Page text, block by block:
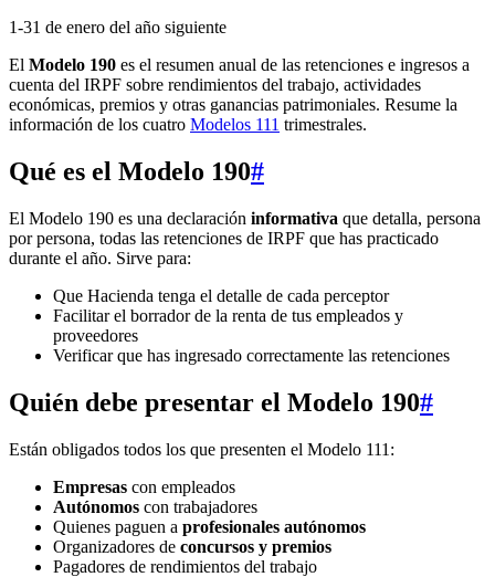
1-31 de enero del año siguiente
El Modelo 190 es el resumen anual de las retenciones e ingresos a
cuenta del IRPF sobre rendimientos del trabajo, actividades
económicas, premios y otras ganancias patrimoniales. Resume la
información de los cuatro Modelos 111 trimestrales.
Qué es el Modelo 190#
El Modelo 190 es una declaración informativa que detalla, persona
por persona, todas las retenciones de IRPF que has practicado
durante el año. Sirve para:
Que Hacienda tenga el detalle de cada perceptor
Facilitar el borrador de la renta de tus empleados y
proveedores
Verificar que has ingresado correctamente las retenciones
Quién debe presentar el Modelo 190#
Están obligados todos los que presenten el Modelo 111:
Empresas con empleados
Autónomos con trabajadores
Quienes paguen a profesionales autónomos
Organizadores de concursos y premios
Pagadores de rendimientos del trabajo